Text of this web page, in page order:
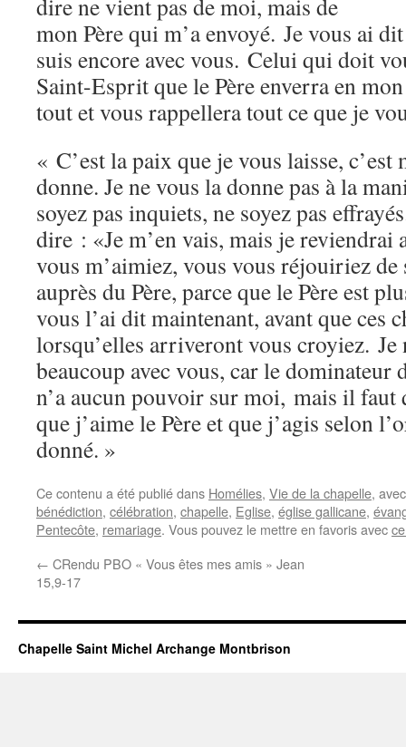
dire ne vient pas de moi, mais de
mon Père qui m’a envoyé. Je vous ai
suis encore avec vous. Celui qui doit
Saint-Esprit que le Père enverra en
tout et vous rappellera tout ce que je
« C’est la paix que je vous laisse, c’est
donne. Je ne vous la donne pas à la
soyez pas inquiets, ne soyez pas
dire : «Je m’en vais, mais je reviendrai
vous m’aimiez, vous vous réjouiriez de
auprès du Père, parce que le Père est
vous l’ai dit maintenant, avant que ces
lorsqu’elles arriveront vous croyiez. Je
beaucoup avec vous, car le dominateur
n’a aucun pouvoir sur moi, mais il faut
que j’aime le Père et que j’agis selon
donné. »
Ce contenu a été publié dans Homélies, Vie de la chapelle,
bénédiction, célébration, chapelle, Eglise, église gallicane,
Pentecôte, remariage. Vous pouvez le mettre en favoris avec
← CRendu PBO « Vous êtes mes amis » Jean
15,9-17
Chapelle Saint Michel Archange Montbrison